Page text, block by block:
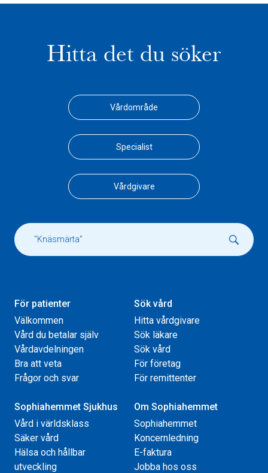
Hitta det du söker
Vårdområde
Specialist
Vårdgivare
För patienter
Välkommen
Vård du betalar själv
Vårdavdelningen
Bra att veta
Frågor och svar
Sök vård
Hitta vårdgivare
Sök läkare
Sök vård
För företag
För remittenter
Sophiahemmet Sjukhus
Vård i världsklass
Säker vård
Hälsa och hållbar
utveckling
Om Sophiahemmet
Sophiahemmet
Koncernledning
E-faktura
Jobba hos oss